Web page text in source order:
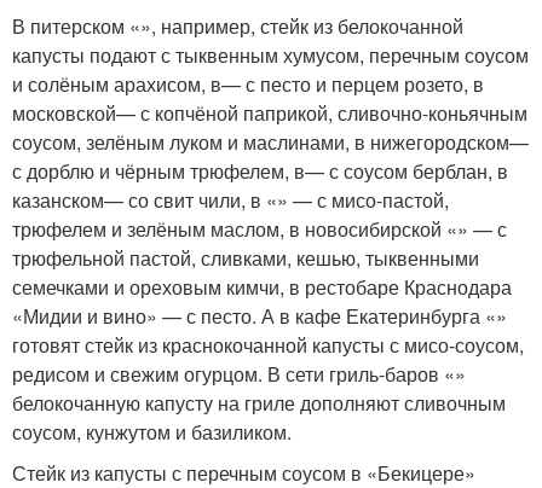
В питерском «», например, стейк из белокочанной
капусты подают с тыквенным хумусом, перечным соусом
и солёным арахисом, в— с песто и перцем розето, в
московской— с копчёной паприкой, сливочно-коньячным
соусом, зелёным луком и маслинами, в нижегородском—
с дорблю и чёрным трюфелем, в— с соусом берблан, в
казанском— со свит чили, в «» — с мисо-пастой,
трюфелем и зелёным маслом, в новосибирской «» — с
трюфельной пастой, сливками, кешью, тыквенными
семечками и ореховым кимчи, в рестобаре Краснодара
«Мидии и вино» — с песто. А в кафе Екатеринбурга «»
готовят стейк из краснокочанной капусты с мисо-соусом,
редисом и свежим огурцом. В сети гриль-баров «»
белокочанную капусту на гриле дополняют сливочным
соусом, кунжутом и базиликом.
Стейк из капусты с перечным соусом в «Бекицере»